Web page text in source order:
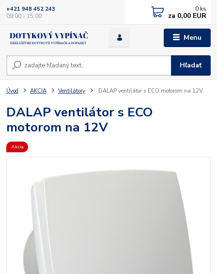
Menu
Hľadať
+421 948 452 243
09:00 - 15:00
0 ks
za 0,00 EUR
Úvod AKCIA Ventilátory DALAP ventilátor s ECO motorom na 12V
DALAP ventilátor s ECO
motorom na 12V
Akcia